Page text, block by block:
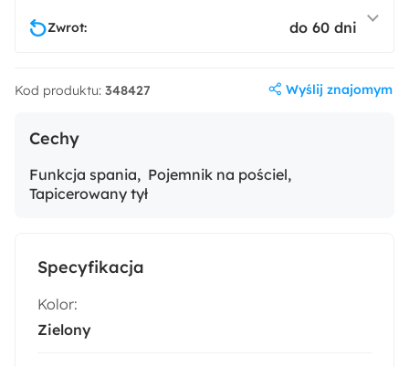
Cechy
Funkcja spania
Pojemnik na pościel
Tapicerowany tył
Specyfikacja
Kolor:
Zielony
Zwrot: do 60 dni
Kod produktu: 348427 Wyślij znajomym